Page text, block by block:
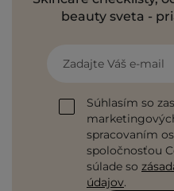
beauty sveta -
Zadajte Váš e-mail
Súhlasím so
spracovaním
spoločnosťou
súlade so
údajov.